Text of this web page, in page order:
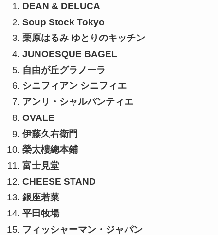
DEAN & DELUCA
Soup Stock Tokyo
栗原はるみ ゆとりのキッチン
JUNOESQUE BAGEL
自由が丘グラノーラ
シニフィアン シニフィエ
アンリ・シャルパンティエ
OVALE
伊藤久右衛門
榮太樓總本鋪
富士見堂
CHEESE STAND
銀座若菜
平田牧場
フィッシャーマン・ジャパン